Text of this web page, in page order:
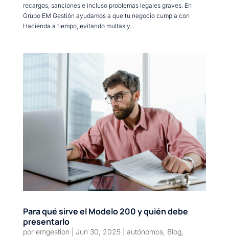
recargos, sanciones e incluso problemas legales graves. En
Grupo EM Gestión ayudamos a que tu negocio cumpla con
Hacienda a tiempo, evitando multas y...
Para qué sirve el Modelo 200 y quién debe
presentarlo
por emgestion Jun 30, 2025| autónomos, Blog,